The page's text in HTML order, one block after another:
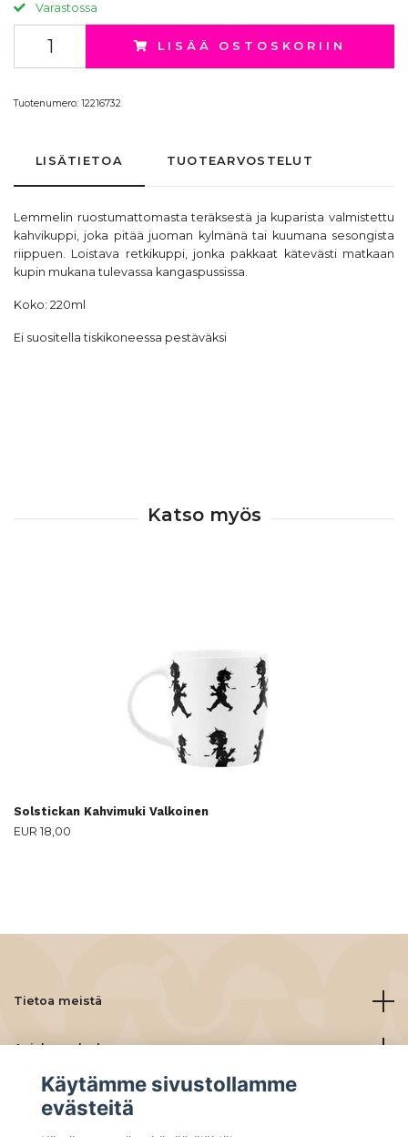
Varastossa
LISÄÄ OSTOSKORIIN
Tuotenumero: 12216732
LISÄTIETOA TUOTEARVOSTELUT
Lemmelin ruostumattomasta teräksestä ja kuparista valmistettu
kahvikuppi, joka pitää juoman kylmänä tai kuumana sesongista
riippuen. Loistava retkikuppi, jonka pakkaat kätevästi matkaan
kupin mukana tulevassa kangaspussissa.
Koko: 220ml
Ei suositella tiskikoneessa pestäväksi
Solstickan Kahvimuki Valkoinen
EUR 18,00
Tietoa meistä
Asiakaspalvelu
Lue lisää
Käytämme sivustollamme
evästeitä